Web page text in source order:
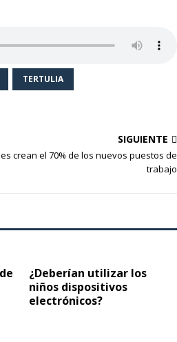
TERTULIA
SIGUIENTE
crean el 70% de los nuevos puestos de
trabajo
¿Deberían utilizar los
niños dispositivos
electrónicos?